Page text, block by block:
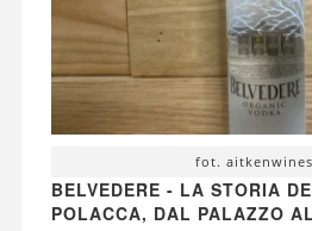
fot.
BELVEDERE - LA STORIA
POLACCA, DAL PALAZZO